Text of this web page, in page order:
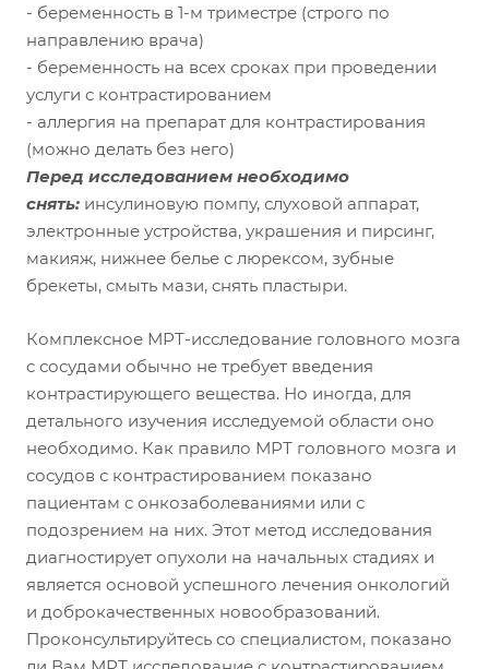
- беременность в 1-м триместре (строго по
направлению врача)
- беременность на всех сроках при проведении
услуги с контрастированием
- аллергия на препарат для контрастирования
(можно делать без него)
Перед исследованием необходимо
снять: инсулиновую помпу, слуховой аппарат,
электронные устройства, украшения и пирсинг,
макияж, нижнее белье с люрексом, зубные
брекеты, смыть мази, снять пластыри.
Комплексное МРТ-исследование головного мозга
с сосудами обычно не требует введения
контрастирующего вещества. Но иногда, для
детального изучения исследуемой области оно
необходимо. Как правило МРТ головного мозга и
сосудов с контрастированием показано
пациентам с онкозаболеваниями или с
подозрением на них. Этот метод исследования
диагностирует опухоли на начальных стадиях и
является основой успешного лечения онкологий
и доброкачественных новообразований.
Проконсультируйтесь со специалистом, показано